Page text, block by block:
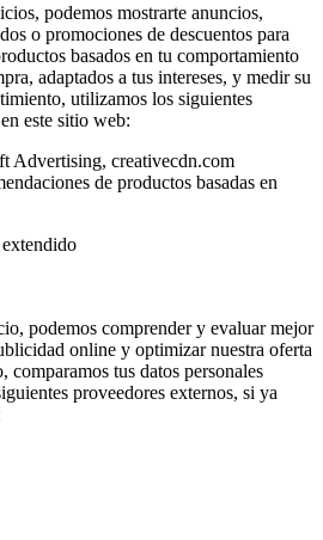
podemos mostrarte anuncios,
o promociones de descuentos para
basados en tu comportamiento
adaptados a tus intereses, y medir su
utilizamos los siguientes
este sitio web:
Advertising, creativecdn.com
de productos basadas en
podemos comprender y evaluar mejor
online y optimizar nuestra oferta
comparamos tus datos personales
proveedores externos, si ya